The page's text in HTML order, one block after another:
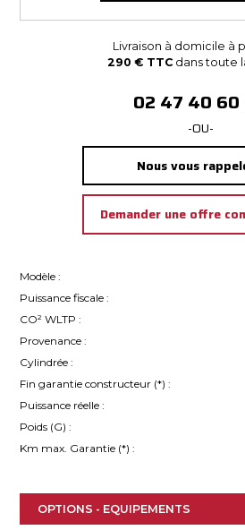
Livraison à domicile à
290 € TTC dans toute
02 47 40 60
-OU-
Nous vous
Demander une offre
Modèle :
Puissance fiscale :
CO² WLTP :
Provenance :
Cylindrée :
Fin garantie constructeur (*) :
Puissance réelle :
Poids (G) :
Km max. Garantie (*) :
OPTIONS - EQUIPEMENTS